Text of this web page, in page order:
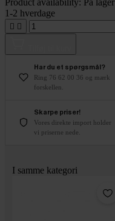
Product availability: På lager
1-2 hverdage
 
Har du et spørgsmål?
Ring 76 62 00 36 og mærk
forskellen.
Skarpe priser!
Vores direkte import holder
vi priserne nede.
I samme kategori